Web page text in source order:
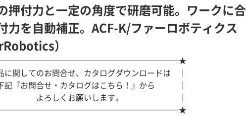
押付力と一定の角度で研磨可能。ワークに
力を自動補正。ACF-K/ファーロボティクス
）
に関してのお問合せ、カタログダウンロードは ｜
『お問合せ・カタログはこちら！』から ｜
ろしくお願いします。 ｜